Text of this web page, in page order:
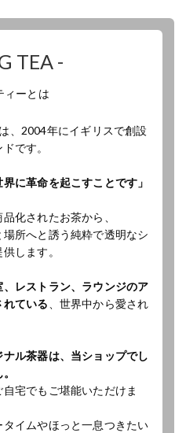
TEA -
ィーとは
、2004年にイギリスで創設
です。
に革命を起こすことです」
化されたお茶から、
所へと誘う純粋で透明なシ
します。
レストラン、ラウンジのア
ている 、世界中から愛され
ル茶器は、当ショップでし
宅でもご堪能いただけま
イムやほっと一息つきたい